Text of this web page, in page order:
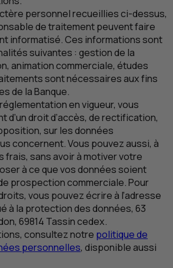
personnel recueillies ci-dessus,
de traitement peuvent faire
informatisé. Ces informations sont
suivantes : gestion de la
animation commerciale, études
sont nécessaires aux fins
de la Banque.
en vigueur, vous
d’un droit d’accès, de rectification,
sur les données
concernent. Vous pouvez aussi, à
frais, sans avoir à motiver votre
à ce que vos données soient
prospection commerciale. Pour
vous pouvez écrire à l’adresse
à la protection des données, 63
69814 Tassin cedex.
consultez notre politique de
personnelles, disponible aussi